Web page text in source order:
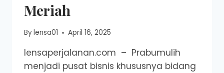
Meriah
Bylensa01 April 16, 2025
lensaperjalanan.com – Prabumulih
menjadi pusat bisnis khususnya bidang